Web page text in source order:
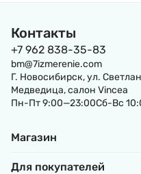
Контакты
+7 962 838-35-83
bm@7izmerenie.com
Г. Новосибирск, ул.
Медведица, салон Vincea
Пн-Пт 9:00—23:00Сб-Вс
Магазин
Для покупателей